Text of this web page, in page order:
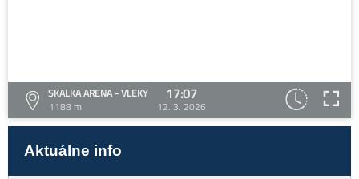
SKALKA ARENA - VLEKY
1188 m
17:07
12. 3. 2026
Aktuálne info